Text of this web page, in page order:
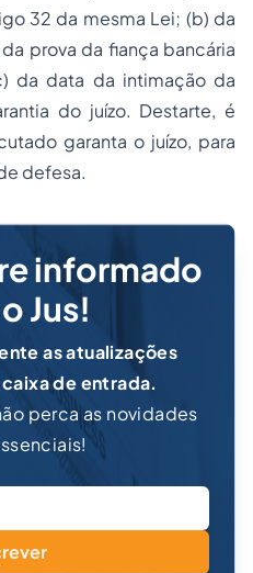
32 da mesma Lei; (b) da
prova da fiança bancária
da data da intimação da
do juízo. Destarte, é
garanta o juízo, para
defesa.
informado
Jus!
as atualizações
de entrada.
perca as novidades